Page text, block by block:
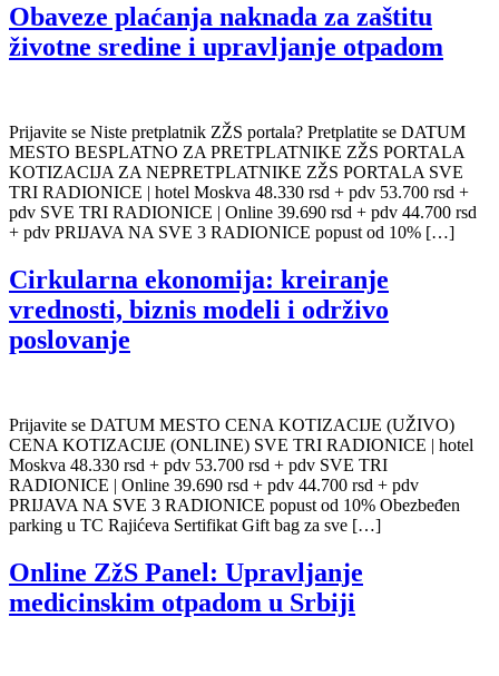
Obaveze plaćanja naknada za zaštitu
životne sredine i upravljanje otpadom
Prijavite se Niste pretplatnik ZŽS portala? Pretplatite se DATUM
MESTO BESPLATNO ZA PRETPLATNIKE ZŽS PORTALA
KOTIZACIJA ZA NEPRETPLATNIKE ZŽS PORTALA SVE
TRI RADIONICE | hotel Moskva 48.330 rsd + pdv 53.700 rsd +
pdv SVE TRI RADIONICE | Online 39.690 rsd + pdv 44.700 rsd
+ pdv PRIJAVA NA SVE 3 RADIONICE popust od 10% […]
Cirkularna ekonomija: kreiranje
vrednosti, biznis modeli i održivo
poslovanje
Prijavite se DATUM MESTO CENA KOTIZACIJE (UŽIVO)
CENA KOTIZACIJE (ONLINE) SVE TRI RADIONICE | hotel
Moskva 48.330 rsd + pdv 53.700 rsd + pdv SVE TRI
RADIONICE | Online 39.690 rsd + pdv 44.700 rsd + pdv
PRIJAVA NA SVE 3 RADIONICE popust od 10% Obezbeđen
parking u TC Rajićeva Sertifikat Gift bag za sve […]
Online ZžS Panel: Upravljanje
medicinskim otpadom u Srbiji